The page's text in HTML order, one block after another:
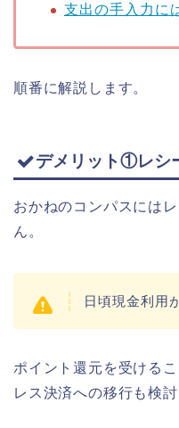
支出の手入力に
順番に解説します。
デメリット①レシ
おかねのコンパスには
ん。
日頃現金利用
ポイント還元を受ける
レス決済への移行も検